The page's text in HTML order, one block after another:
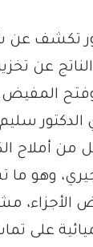
تكشف
عن
وفتح
الدكتور
من أملاح
وهو
على